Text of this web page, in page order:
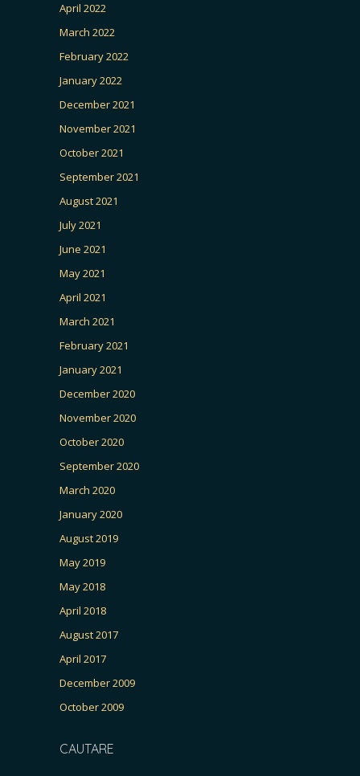
April 2022
March 2022
February 2022
January 2022
December 2021
November 2021
October 2021
September 2021
August 2021
July 2021
June 2021
May 2021
April 2021
March 2021
February 2021
January 2021
December 2020
November 2020
October 2020
September 2020
March 2020
January 2020
August 2019
May 2019
May 2018
April 2018
August 2017
April 2017
December 2009
October 2009
CAUTARE